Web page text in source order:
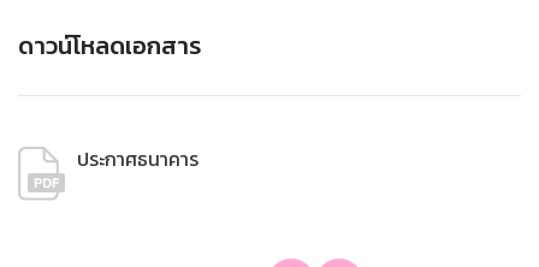
ดาวน์โหลดเอกสาร
ประกาศธนาคาร